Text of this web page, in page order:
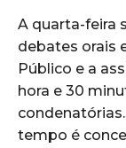
A quarta-feira
debates orais
Público e a
hora e 30
tempo é